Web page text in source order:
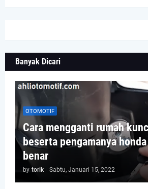
Banyak Dicari
OTOMOTIF
Cara mengganti rumah
beserta pengamanya
benar
by torik - Sabtu, Januari 15, 2022